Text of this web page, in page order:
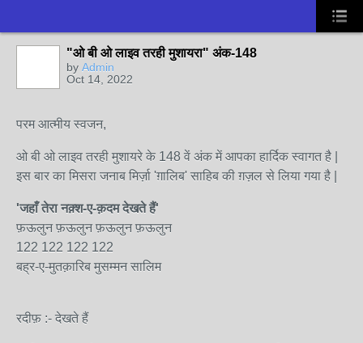
"ओ बी ओ लाइव तरही मुशायरा" अंक-148
by Admin
Oct 14, 2022
परम आत्मीय स्वजन,
ओ बी ओ लाइव तरही मुशायरे के 148 वें अंक में आपका हार्दिक स्वागत है |
इस बार का मिसरा जनाब मिर्ज़ा 'ग़ालिब' साहिब की ग़ज़ल से लिया गया है |
'जहाँ तेरा नक़्श-ए-क़दम देखते हैं'
फ़ऊलुन फ़ऊलुन फ़ऊलुन फ़ऊलुन
122 122 122 122
बह्र-ए-मुतक़ारिब मुसम्मन सालिम
रदीफ़ :- देखते हैं